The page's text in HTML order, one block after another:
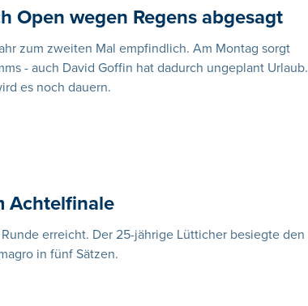
Open wegen Regens abgesagt
zum zweiten Mal empfindlich. Am Montag sorgt
- auch David Goffin hat dadurch ungeplant Urlaub.
es noch dauern.
Achtelfinale
erreicht. Der 25-jährige Lütticher besiegte den
in fünf Sätzen.